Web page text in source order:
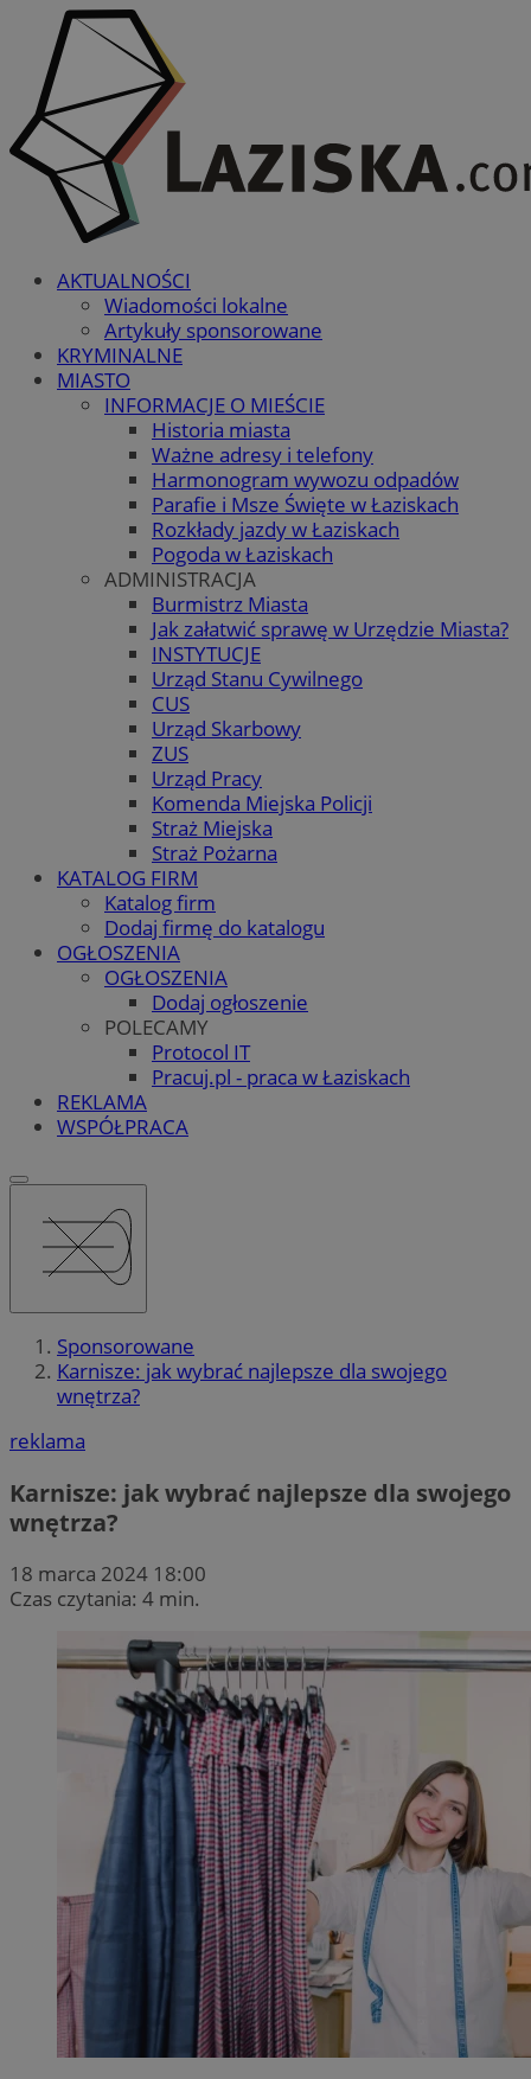
AKTUALNOŚCI
Wiadomości lokalne
Artykuły sponsorowane
KRYMINALNE
MIASTO
INFORMACJE O MIEŚCIE
Historia miasta
Ważne adresy i telefony
Harmonogram wywozu odpadów
Parafie i Msze Święte w Łaziskach
Rozkłady jazdy w Łaziskach
Pogoda w Łaziskach
ADMINISTRACJA
Burmistrz Miasta
Jak załatwić sprawę w Urzędzie Miasta?
INSTYTUCJE
Urząd Stanu Cywilnego
CUS
Urząd Skarbowy
ZUS
Urząd Pracy
Komenda Miejska Policji
Straż Miejska
Straż Pożarna
KATALOG FIRM
Katalog firm
Dodaj firmę do katalogu
OGŁOSZENIA
OGŁOSZENIA
Dodaj ogłoszenie
POLECAMY
Protocol IT
Pracuj.pl - praca w Łaziskach
REKLAMA
WSPÓŁPRACA
Sponsorowane
Karnisze: jak wybrać najlepsze dla swojego
wnętrza?
reklama
Karnisze: jak wybrać najlepsze dla swojego
wnętrza?
18 marca 2024 18:00
Czas czytania: 4 min.